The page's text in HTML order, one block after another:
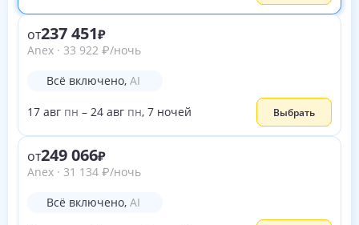
от237 451
Anex · 33 922 ₽/ночь
Всё включено, AI
17 авг пн – 24 авг пн, 7 ночей Выбрать
от249 066
Anex · 31 134 ₽/ночь
Всё включено, AI